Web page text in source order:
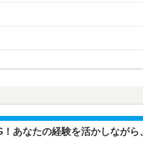
あなたの経験を活かしながら